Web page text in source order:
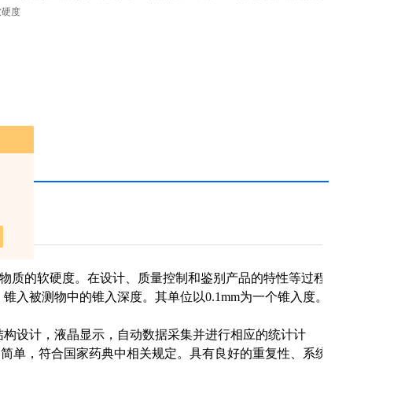
度
质的软硬度。在设计、质量控制和鉴别产品的特性等过程
入被测物中的锥入深度。其单位以0.1mm为一个锥入度。
设计，液晶显示，自动数据采集并进行相应的统计计
单，符合国家药典中相关规定。具有良好的重复性、系统